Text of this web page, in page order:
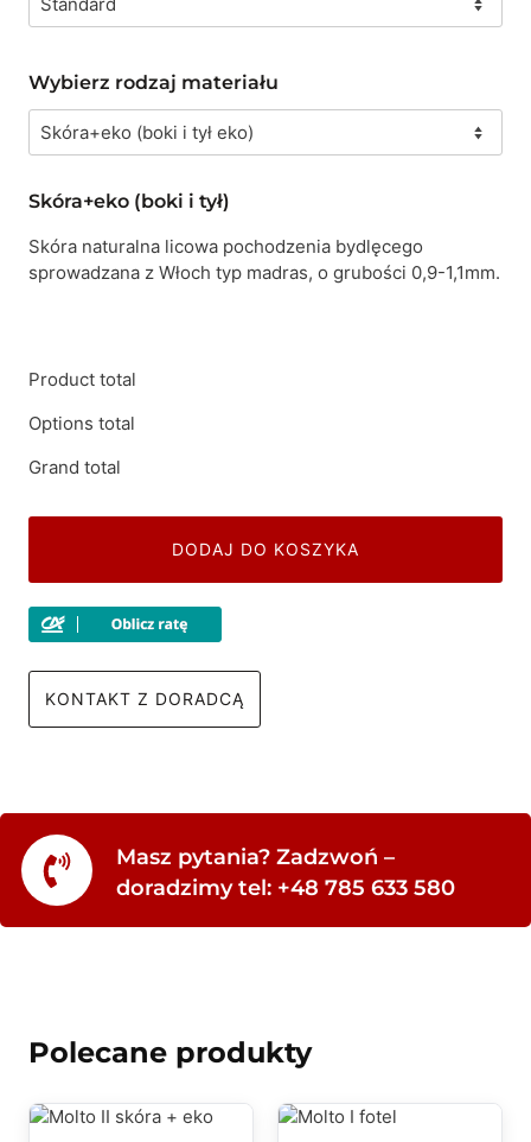
Wybierz rodzaj materiału
Skóra+eko (boki i tył)
Skóra naturalna licowa pochodzenia bydlęcego
sprowadzana z Włoch typ madras, o grubości 0,9-1,1mm.
Product total
Options total
Grand total
DODAJ DO KOSZYKA
KONTAKT Z DORADCĄ
Masz pytania? Zadzwoń –
doradzimy tel: +48 785 633 580
Polecane produkty